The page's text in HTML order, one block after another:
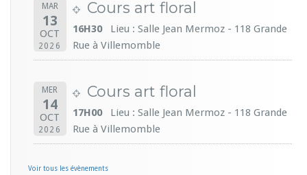
MAR
13
OCT
2026
Cours art floral
16H30
Lieu : Salle Jean Mermoz - 118 Grande
Rue à Villemomble
MER
14
OCT
2026
Cours art floral
17H00
Lieu : Salle Jean Mermoz - 118 Grande
Rue à Villemomble
Voir tous les évènements